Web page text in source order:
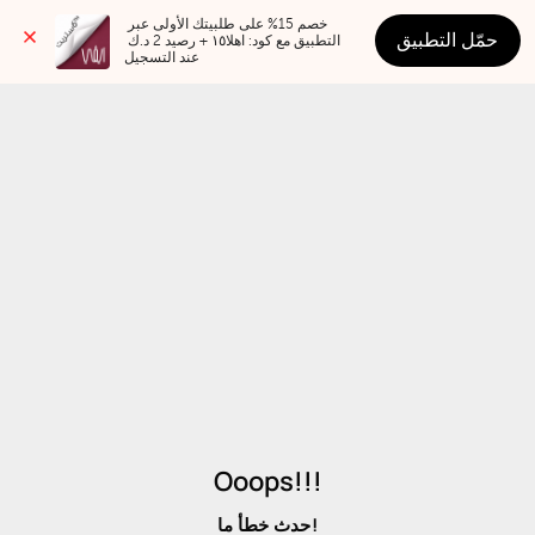
عند التسجيل
حمّل التطبيق
Ooops!!!
حدث خطأ ما!